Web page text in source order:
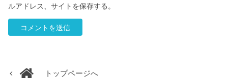
ルアドレス、サイトを保存する。
トップページへ